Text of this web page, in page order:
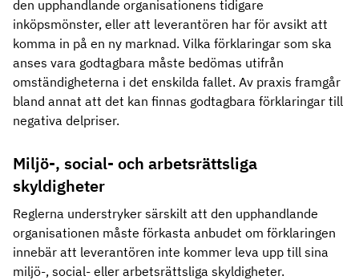
den upphandlande organisationens tidigare
inköpsmönster, eller att leverantören har för avsikt att
komma in på en ny marknad. Vilka förklaringar som ska
anses vara godtagbara måste bedömas utifrån
omständigheterna i det enskilda fallet. Av praxis framgår
bland annat att det kan finnas godtagbara förklaringar till
negativa delpriser.
Miljö-, social- och arbetsrättsliga
skyldigheter
Reglerna understryker särskilt att den upphandlande
organisationen måste förkasta anbudet om förklaringen
innebär att leverantören inte kommer leva upp till sina
miljö-, social- eller arbetsrättsliga skyldigheter.